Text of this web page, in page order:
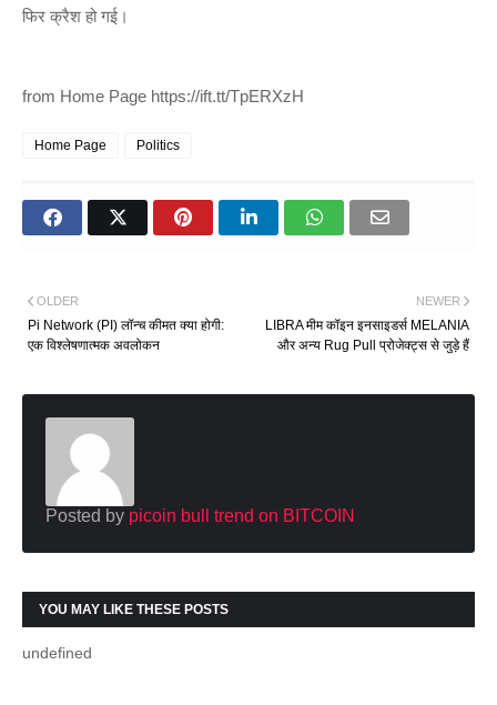
फिर क्रैश हो गई।
from Home Page https://ift.tt/TpERXzH
Home Page Politics
NEWER
LIBRA मीम कॉइन इनसाइडर्स MELANIA
और अन्य Rug Pull प्रोजेक्ट्स से जुड़े हैं
OLDER
Pi Network (PI) लॉन्च कीमत क्या होगी:
एक विश्लेषणात्मक अवलोकन
Posted by picoin bull trend on BITCOIN
YOU MAY LIKE THESE POSTS
undefined